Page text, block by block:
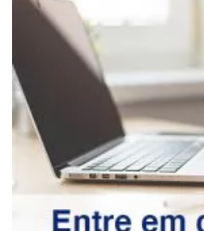
dignos das promessas de
de maio, rosários nas mãos, pés
† Orani João Tempesta, O.
Arcebispo Metropolitano de
Janeiro, RJ
FacebookTwitterWhatsApp